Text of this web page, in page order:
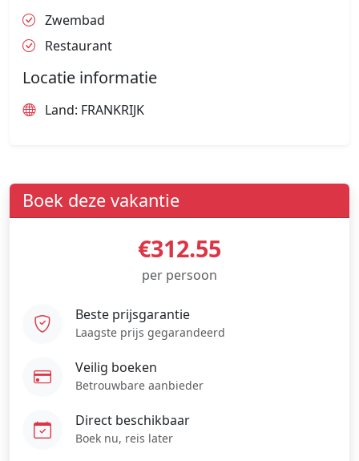
Zwembad
Restaurant
Locatie informatie
Land: FRANKRIJK
Boek deze vakantie
€312.55
per persoon
Beste prijsgarantie
Laagste prijs gegarandeerd
Veilig boeken
Betrouwbare aanbieder
Direct beschikbaar
Boek nu, reis later